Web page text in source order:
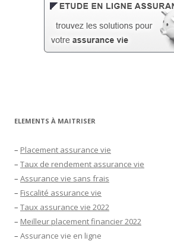
ELEMENTS À MAITRISER
– Placement assurance vie
– Taux de rendement assurance vie
– Assurance vie sans frais
– Fiscalité assurance vie
– Taux assurance vie 2022
– Meilleur placement financier 2022
– Assurance vie en ligne